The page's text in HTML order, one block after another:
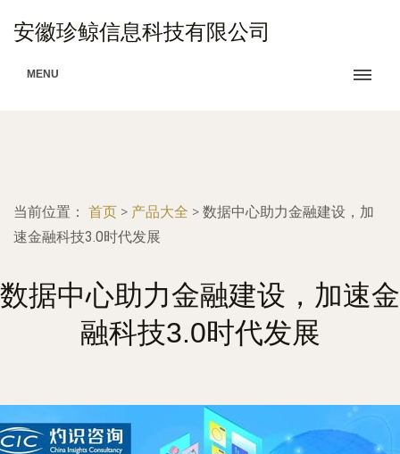
安徽珍鲸信息科技有限公司
MENU
当前位置： 首页 > 产品大全 > 数据中心助力金融建设，加
速金融科技3.0时代发展
数据中心助力金融建设，加速金
融科技3.0时代发展